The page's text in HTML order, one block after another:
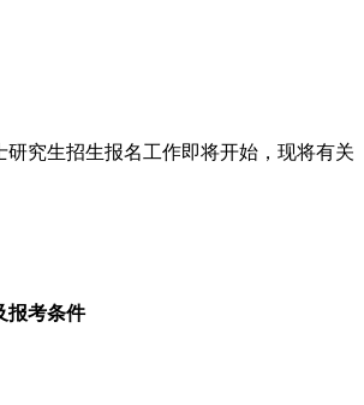
究生招生报名工作即将开始，现将有关
报考条件